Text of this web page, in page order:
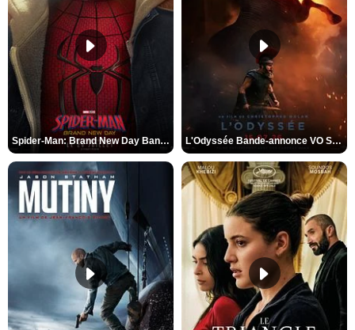
Spider-Man: Brand New Day Bande-annonce VO STFR L'Odyssée Bande-annonce VO STFR